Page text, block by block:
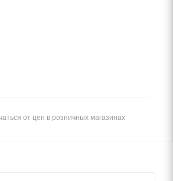
от цен в розничных магазинах